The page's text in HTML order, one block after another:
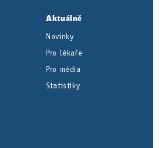
Aktuálně
Novinky
Pro lékaře
Pro média
Statistiky